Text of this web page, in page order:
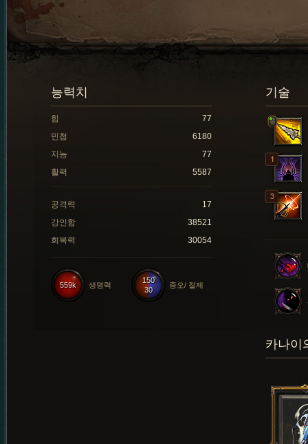
기술
능력치
힘
77
민첩
6180
지능
77
활력
5587
공격력
17
강인함
38521
회복력
30054
150
30
증오/ 절제
559k 생명력
카나이